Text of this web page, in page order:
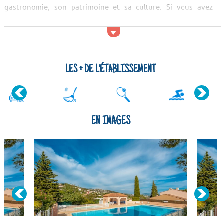
gastronomie, son patrimoine et sa culture. Si vous avez
Lachens, au sentier de Toine et au Domaine du Rayol.
Pour les amateurs de sport, l'établissement comporte un
LES + DE L'ÉTABLISSEMENT
EN IMAGES